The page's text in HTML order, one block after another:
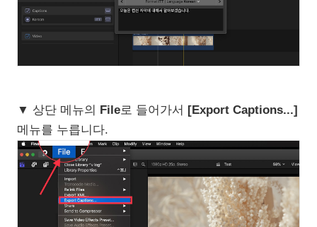
▼ 상단 메뉴의 File로 들어가서
[Export Captions...]
메뉴를 누릅니다.